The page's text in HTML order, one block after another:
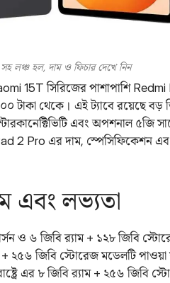
লঞ্চ হল, দাম ও ফিচার দেখে নিন
15T সিরিজের পাশাপাশি
টাকা থেকে। এই ট্যাবে রয়েছে বড়
এবং অপশনাল ৫জি
2 Pro এর দাম, স্পেসিফিকেশন
এবং লভ্যতা
ও ৬ জিবি র‌্যাম + ১২৮ জিবি
২৫৬ জিবি স্টোরেজ মডেলটি
এর ৮ জিবি র‌্যাম + ২৫৬ জিবি